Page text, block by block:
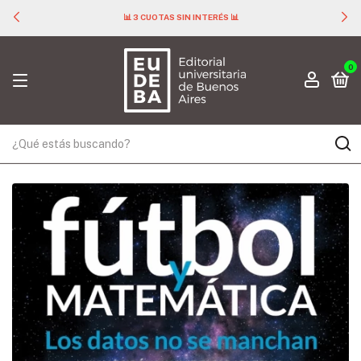
📊 3 CUOTAS SIN INTERÉS 📊
0